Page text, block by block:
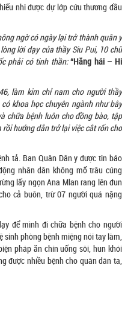
nhi được dự lớp cứu thương đầu
ngờ có ngày lại trở thành quân y
lời dạy của thầy Siu Pui, 10 chữ
phải có tinh thần:“Hăng hái – Hi
làm kim chỉ nam cho người thầy
khoa học chuyên ngành như bây
chữa bệnh luôn cho đồng bào, tập
hướng dẫn trở lại việc cắt rốn cho
tả. Ban Quân Dân y được tin báo
nhân dân không mổ trâu cúng
lấy ngọn Ana Mlan rang lên đun
cả buôn, trừ 07 người quá nặng
để mình đi chữa bệnh cho người
phòng bệnh miệng nói tay làm,
pháp ăn chín uống sôi, hun khói
được nhiều bệnh cho quân dân ta,